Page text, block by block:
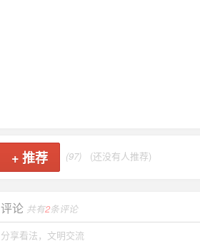
+ 推荐 (97) (还没有人推荐)
评论 共有2条评论